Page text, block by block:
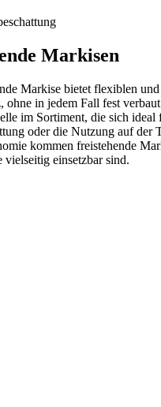
Markisen
Markise bietet flexiblen
ohne in jedem Fall fest
im Sortiment, die sich ideal
oder die Nutzung auf der
kommen freistehende
vielseitig einsetzbar sind.